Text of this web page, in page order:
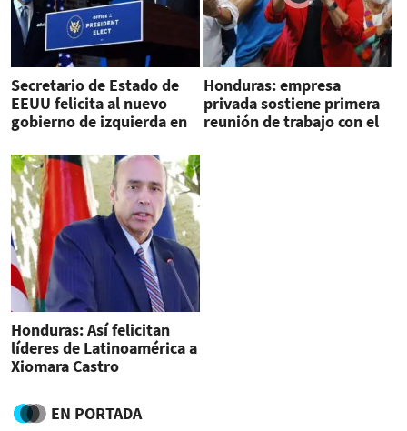
Secretario de Estado de
EEUU felicita al nuevo
gobierno de izquierda en
Honduras: empresa
privada sostiene primera
reunión de trabajo con el
Honduras: Así felicitan
líderes de Latinoamérica a
Xiomara Castro
EN PORTADA